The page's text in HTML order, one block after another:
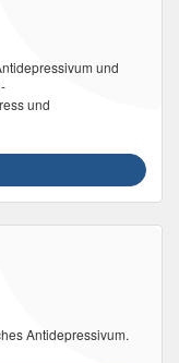
und
und
Antidepressivum.